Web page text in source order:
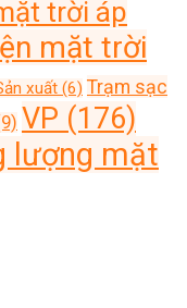
trời áp
mặt trời
xuất (6) Trạm sạc
VP (176)
lượng mặt